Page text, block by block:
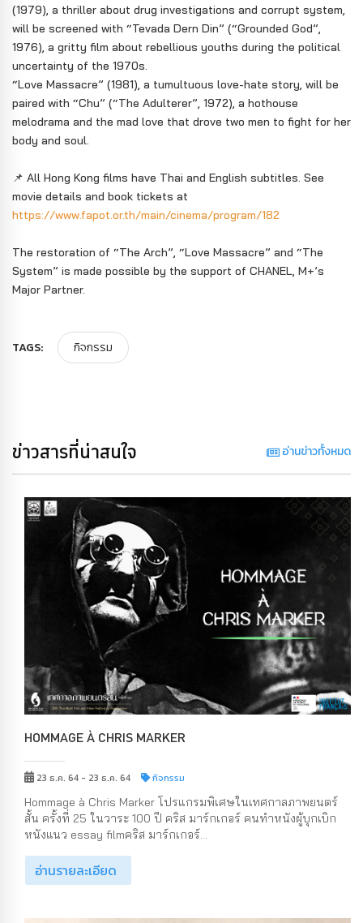
(1979), a thriller about drug investigations and corrupt system,
will be screened with “Tevada Dern Din” (“Grounded God”,
1976), a gritty film about rebellious youths during the political
uncertainty of the 1970s.
“Love Massacre” (1981), a tumultuous love-hate story, will be
paired with “Chu” (“The Adulterer”, 1972), a hothouse
melodrama and the mad love that drove two men to fight for her
body and soul.
📌 All Hong Kong films have Thai and English subtitles. See
movie details and book tickets at
https://www.fapot.or.th/main/cinema/program/182
The restoration of “The Arch”, “Love Massacre” and “The
System” is made possible by the support of CHANEL, M+’s
Major Partner.
TAGS: กิจกรรม
ข่าวสารที่น่าสนใจ อ่านข่าวทั้งหมด
HOMMAGE À CHRIS MARKER
23 ธ.ค. 64 - 23 ธ.ค. 64 กิจกรรม
Hommage à Chris Marker โปรแกรมพิเศษในเทศกาลภาพยนตร์
สั้น ครั้งที่ 25 ในวาระ 100 ปี คริส มาร์กเกอร์ คนทำหนังผู้บุกเบิก
หนังแนว essay filmคริส มาร์กเกอร์...
อ่านรายละเอียด